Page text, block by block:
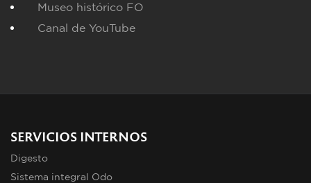
Museo histórico FO
Canal de YouTube
SERVICIOS INTERNOS
Digesto
Sistema integral Odo